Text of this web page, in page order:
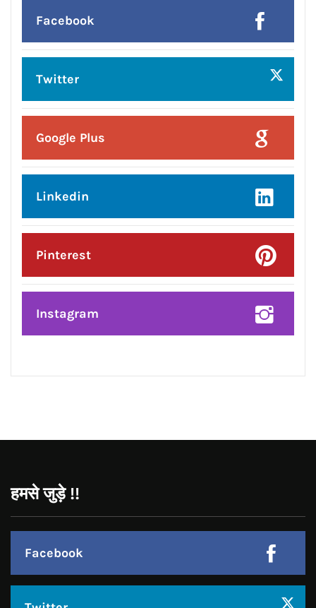
प्रदेश उपाध्यक्ष बनने पर राकेश राठौर का
केंद्रीय विधानसभा क्षेत्र के भाजपा
पदाधिकारियों ने किया भव्य सम्मान*
CONNECT WITH US: